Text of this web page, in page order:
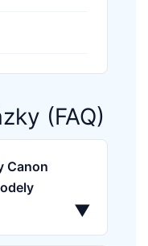
(FAQ)
Canon
▼